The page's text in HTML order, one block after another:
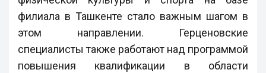
филиала в Ташкенте стало важным шагом в
этом направлении. Герценовские
специалисты также работают над программой
повышения квалификации в области